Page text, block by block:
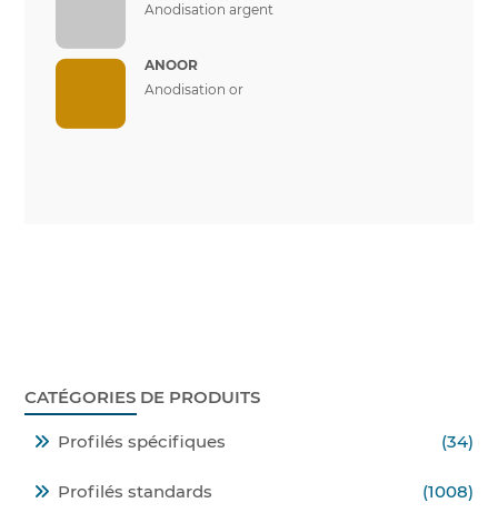
Anodisation argent
ANOOR
Anodisation or
CATÉGORIES DE PRODUITS
Profilés spécifiques (34)
Profilés standards (1008)